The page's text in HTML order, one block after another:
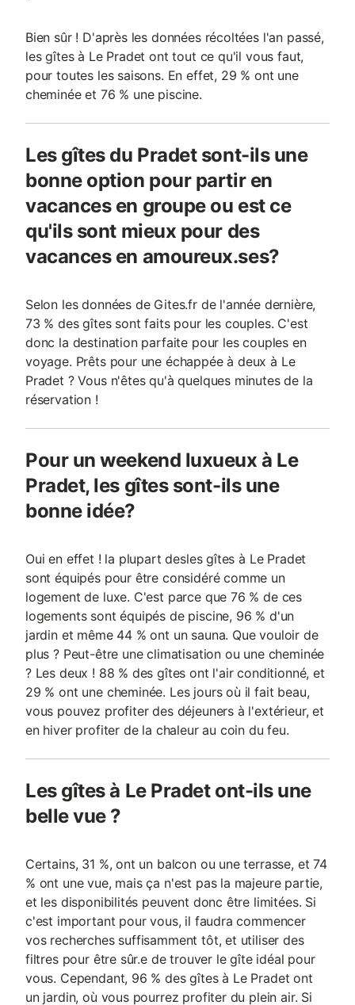
Bien sûr ! D'après les données récoltées l'an passé,
les gîtes à Le Pradet ont tout ce qu'il vous faut,
pour toutes les saisons. En effet, 29 % ont une
cheminée et 76 % une piscine.
Les gîtes du Pradet sont-ils une
bonne option pour partir en
vacances en groupe ou est ce
qu'ils sont mieux pour des
vacances en amoureux.ses?
Selon les données de Gites.fr de l'année dernière,
73 % des gîtes sont faits pour les couples. C'est
donc la destination parfaite pour les couples en
voyage. Prêts pour une échappée à deux à Le
Pradet ? Vous n'êtes qu'à quelques minutes de la
réservation !
Pour un weekend luxueux à Le
Pradet, les gîtes sont-ils une
bonne idée?
Oui en effet ! la plupart desles gîtes à Le Pradet
sont équipés pour être considéré comme un
logement de luxe. C'est parce que 76 % de ces
logements sont équipés de piscine, 96 % d'un
jardin et même 44 % ont un sauna. Que vouloir de
plus ? Peut-être une climatisation ou une cheminée
? Les deux ! 88 % des gîtes ont l'air conditionné, et
29 % ont une cheminée. Les jours où il fait beau,
vous pouvez profiter des déjeuners à l'extérieur, et
en hiver profiter de la chaleur au coin du feu.
Les gîtes à Le Pradet ont-ils une
belle vue ?
Certains, 31 %, ont un balcon ou une terrasse, et 74
% ont une vue, mais ça n'est pas la majeure partie,
et les disponibilités peuvent donc être limitées. Si
c'est important pour vous, il faudra commencer
vos recherches suffisamment tôt, et utiliser des
filtres pour être sûr.e de trouver le gîte idéal pour
vous. Cependant, 96 % des gîtes à Le Pradet ont
un jardin, où vous pourrez profiter du plein air. Si